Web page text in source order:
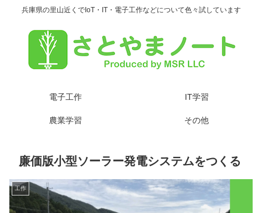
兵庫県の里山近くでIoT・IT・電子工作などについて色々試しています
電子工作 IT学習
農業学習 その他
廉価版小型ソーラー発電システムをつくる
工作